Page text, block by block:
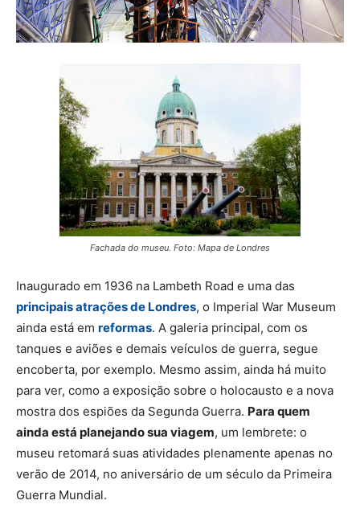
Fachada do museu. Foto: Mapa de Londres
Inaugurado em 1936 na Lambeth Road e uma das
principais atrações de Londres, o Imperial War Museum
ainda está em reformas. A galeria principal, com os
tanques e aviões e demais veículos de guerra, segue
encoberta, por exemplo. Mesmo assim, ainda há muito
para ver, como a exposição sobre o holocausto e a nova
mostra dos espiões da Segunda Guerra. Para quem
ainda está planejando sua viagem, um lembrete: o
museu retomará suas atividades plenamente apenas no
verão de 2014, no aniversário de um século da Primeira
Guerra Mundial.